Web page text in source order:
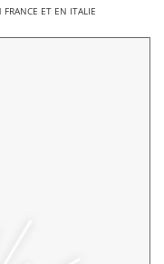
FRANCE ET EN ITALIE